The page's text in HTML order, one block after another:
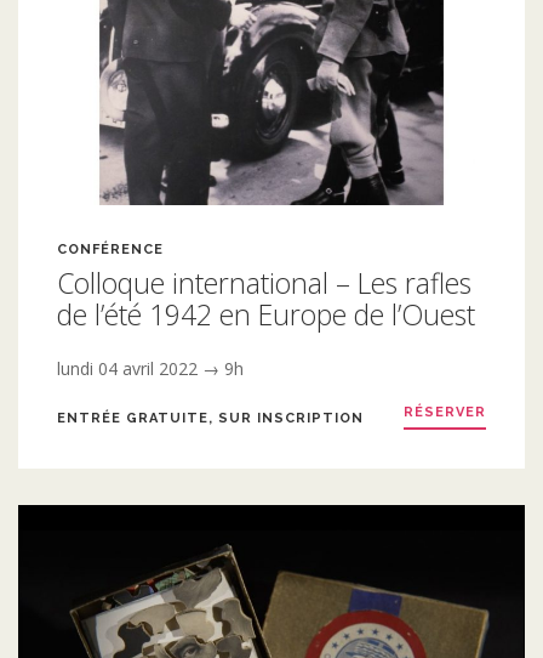
CONFÉRENCE
Colloque international – Les rafles
de l’été 1942 en Europe de l’Ouest
lundi 04 avril 2022 → 9h
ENTRÉE GRATUITE, SUR INSCRIPTION RÉSERVER